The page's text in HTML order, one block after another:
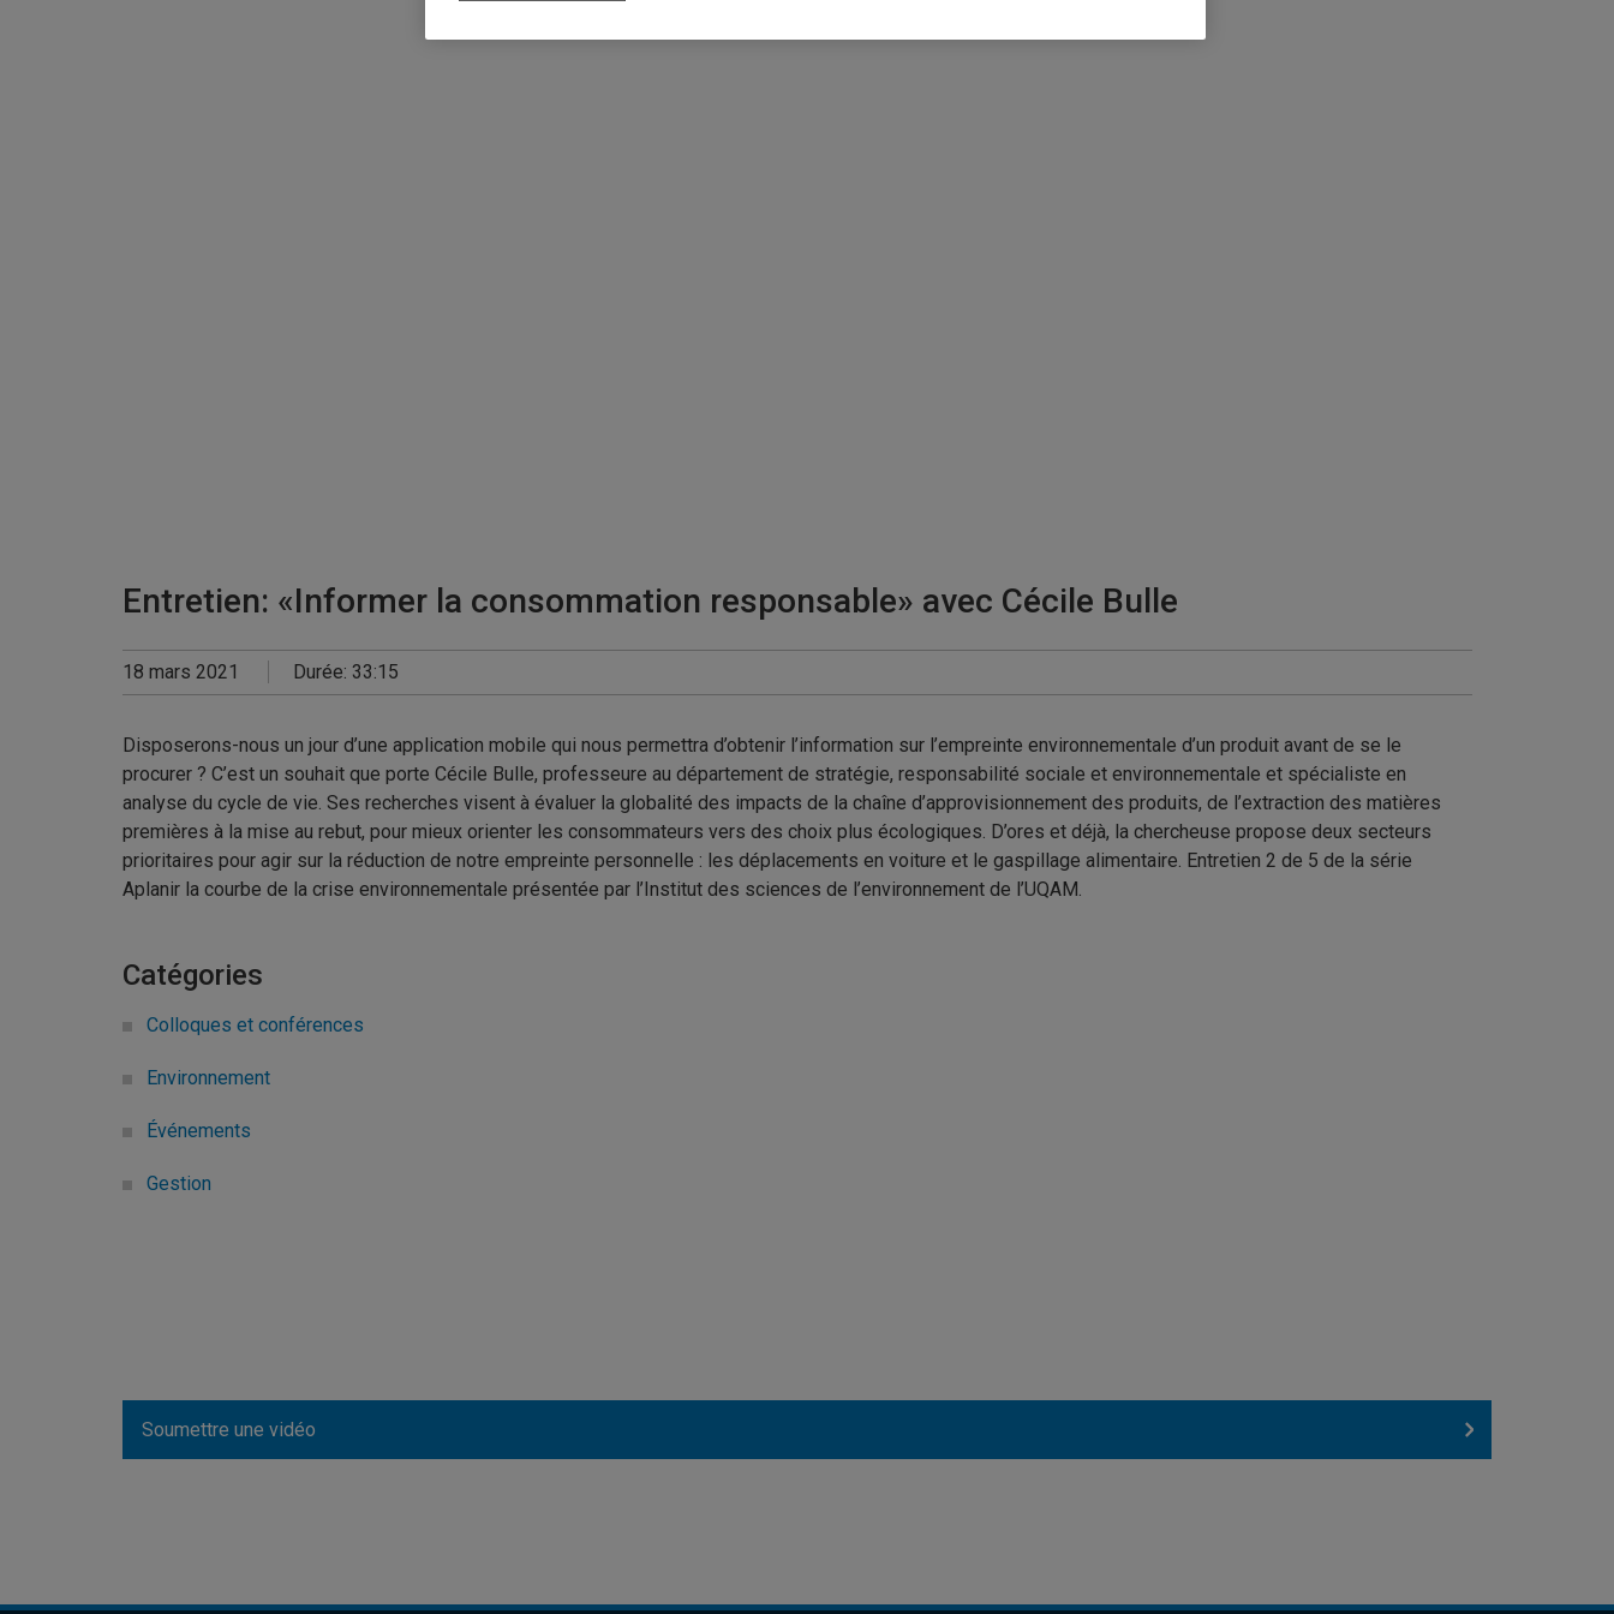
Entretien: «Informer la consommation responsable» avec Cécile Bulle
18 mars 2021 Durée: 33:15
Disposerons-nous un jour d’une application mobile qui nous permettra d’obtenir l’information sur l’empreinte environnementale d’un produit avant de se le
procurer ? C’est un souhait que porte Cécile Bulle, professeure au département de stratégie, responsabilité sociale et environnementale et spécialiste en
analyse du cycle de vie. Ses recherches visent à évaluer la globalité des impacts de la chaîne d’approvisionnement des produits, de l’extraction des matières
premières à la mise au rebut, pour mieux orienter les consommateurs vers des choix plus écologiques. D’ores et déjà, la chercheuse propose deux secteurs
prioritaires pour agir sur la réduction de notre empreinte personnelle : les déplacements en voiture et le gaspillage alimentaire. Entretien 2 de 5 de la série
Aplanir la courbe de la crise environnementale présentée par l’Institut des sciences de l’environnement de l’UQAM.
Catégories
Colloques et conférences
Environnement
Événements
Gestion
Soumettre une vidéo